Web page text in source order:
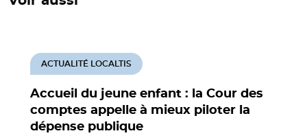
Accueil du jeune enfant : la Cour des
comptes appelle à mieux piloter la
dépense publique
ACTUALITÉ LOCALTIS